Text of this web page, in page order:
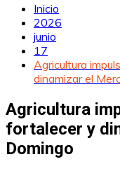
Inicio
2026
junio
17
Agricultura
dinamizar el
Agricultura
fortalecer y
Domingo